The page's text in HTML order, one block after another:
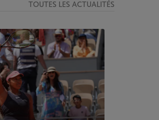
TOUTES LES ACTUALITÉS